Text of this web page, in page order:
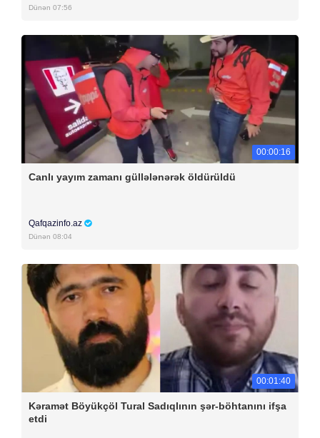
Dünən 07:56
00:00:16
Canlı yayım zamanı güllələnərək öldürüldü
Qafqazinfo.az
Dünən 08:04
00:01:40
Kəramət Böyükçöl Tural Sadıqlının şər-böhtanını ifşa
etdi